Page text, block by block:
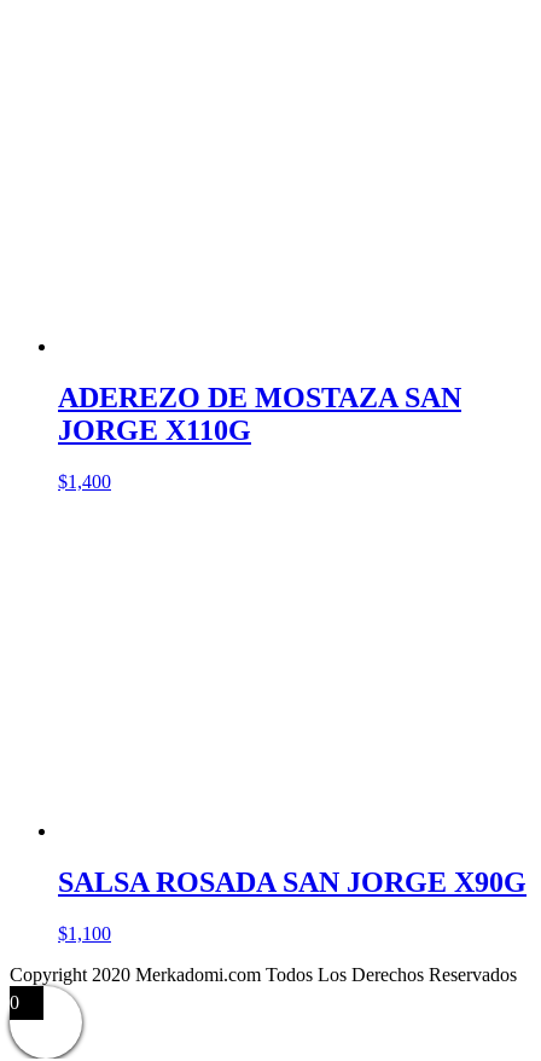
ADEREZO DE MOSTAZA SAN
JORGE X110G
$1,400
SALSA ROSADA SAN JORGE X90G
$1,100
Copyright 2020 Merkadomi.com Todos Los Derechos Reservados
0